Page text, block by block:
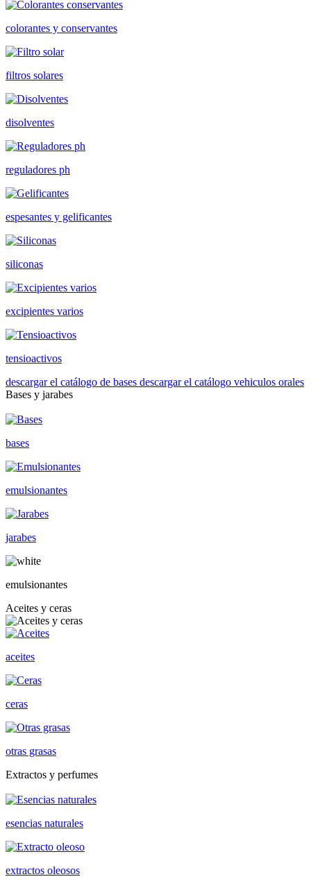
colorantes y conservantes
filtros solares
disolventes
reguladores ph
espesantes y gelificantes
siliconas
excipientes varios
tensioactivos
descargar el catálogo de bases descargar el catálogo vehiculos orales
Bases y jarabes
bases
emulsionantes
jarabes
emulsionantes
Aceites y ceras
aceites
ceras
otras grasas
Extractos y perfumes
esencias naturales
extractos oleosos